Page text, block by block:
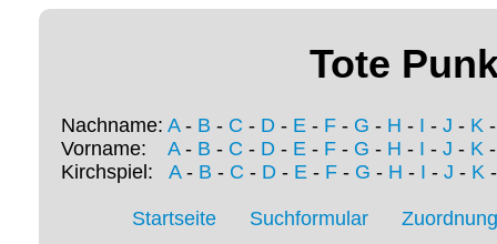
Tote
Nachname: A- B - C - D - E - F - G - H - I - J - K
Vorname: A- B - C - D - E - F - G - H - I - J - K
Kirchspiel: A- B - C - D- E- F- G - H - I - J - K
Startseite Suchformular